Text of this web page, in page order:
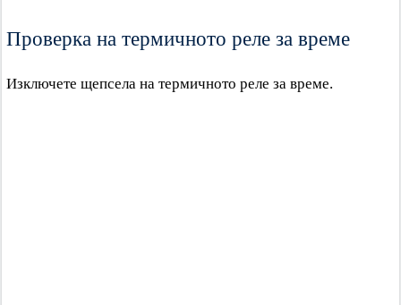
Проверка на термичното реле за време
Изключете щепсела на термичното реле за време.